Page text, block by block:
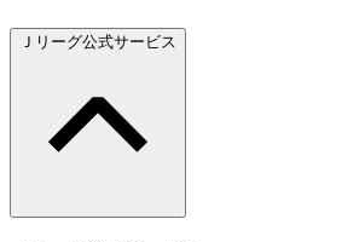
Ｊリーグ公式サービス